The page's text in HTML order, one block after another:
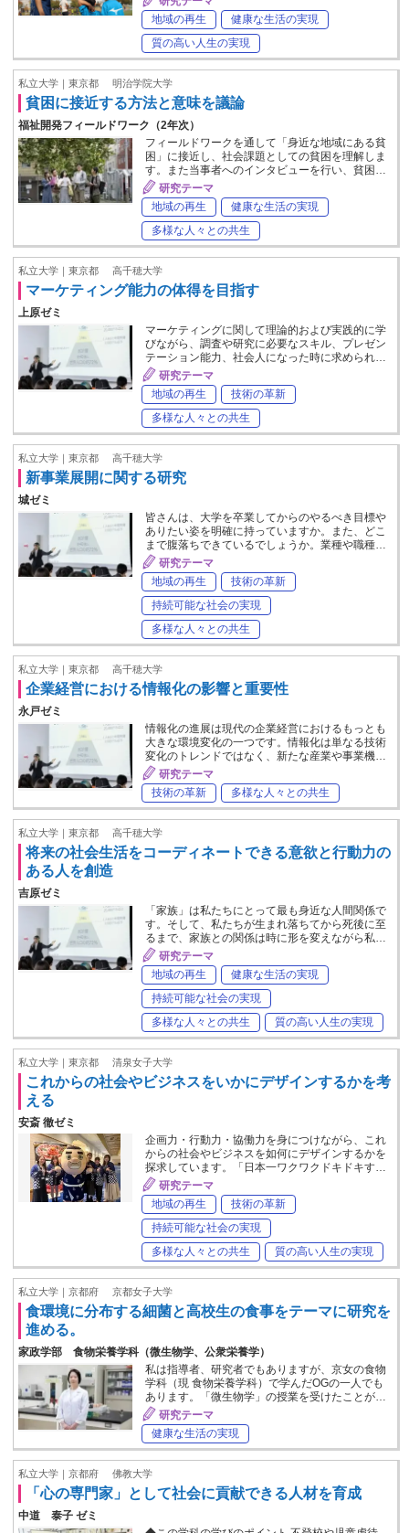
地域の再生
健康な生活の実現
質の高い人生の実現
私立大学｜東京都 明治学院大学
貧困に接近する方法と意味を議論
福祉開発フィールドワーク（2年次）
フィールドワークを通して「身近な地域にある貧
困」に接近し、社会課題としての貧困を理解しま
す。また当事者へのインタビューを行い、貧困…
研究テーマ
地域の再生
健康な生活の実現
多様な人々との共生
私立大学｜東京都 高千穂大学
マーケティング能力の体得を目指す
上原ゼミ
マーケティングに関して理論的および実践的に学
びながら、調査や研究に必要なスキル、プレゼン
テーション能力、社会人になった時に求められ…
研究テーマ
地域の再生
技術の革新
多様な人々との共生
私立大学｜東京都 高千穂大学
新事業展開に関する研究
城ゼミ
皆さんは、大学を卒業してからのやるべき目標や
ありたい姿を明確に持っていますか。また、どこ
まで腹落ちできているでしょうか。業種や職種…
研究テーマ
地域の再生
技術の革新
持続可能な社会の実現
多様な人々との共生
私立大学｜東京都 高千穂大学
企業経営における情報化の影響と重要性
永戸ゼミ
情報化の進展は現代の企業経営におけるもっとも
大きな環境変化の一つです。情報化は単なる技術
変化のトレンドではなく、新たな産業や事業機…
研究テーマ
技術の革新
多様な人々との共生
私立大学｜東京都 高千穂大学
将来の社会生活をコーディネートできる意欲と行動力の
ある人を創造
吉原ゼミ
「家族」は私たちにとって最も身近な人間関係で
す。そして、私たちが生まれ落ちてから死後に至
るまで、家族との関係は時に形を変えながら私…
研究テーマ
地域の再生
健康な生活の実現
持続可能な社会の実現
多様な人々との共生
質の高い人生の実現
私立大学｜東京都 清泉女子大学
これからの社会やビジネスをいかにデザインするかを考
える
安斎 徹ゼミ
企画力・行動力・協働力を身につけながら、これ
からの社会やビジネスを如何にデザインするかを
探求しています。「日本一ワクワクドキドキす…
研究テーマ
地域の再生
技術の革新
持続可能な社会の実現
多様な人々との共生
質の高い人生の実現
私立大学｜京都府 京都女子大学
食環境に分布する細菌と高校生の食事をテーマに研究を
進める。
家政学部 食物栄養学科（微生物学、公衆栄養学）
私は指導者、研究者でもありますが、京女の食物
学科（現 食物栄養学科）で学んだOGの一人でも
あります。「微生物学」の授業を受けたことが…
研究テーマ
健康な生活の実現
私立大学｜京都府 佛教大学
「心の専門家」として社会に貢献できる人材を育成
中道 泰子 ゼミ